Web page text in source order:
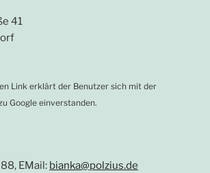
41
Link erklärt der Benutzer sich mit der
Google einverstanden.
EMail: bianka@polzius.de